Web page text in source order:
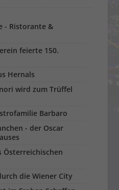
- Ristorante &
feierte 150.
Hernals
wird zum Trüffel
Barbaro
- der Oscar
Österreichischen
die Wiener City